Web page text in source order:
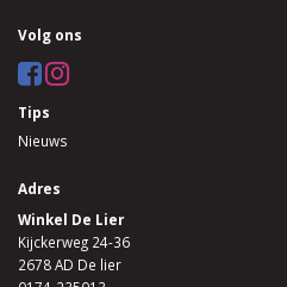
Volg ons
Tips
Nieuws
Adres
Winkel De Lier
Kijckerweg 24-36
2678 AD De lier